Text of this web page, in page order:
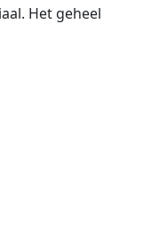
Het geheel